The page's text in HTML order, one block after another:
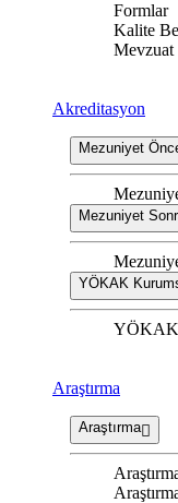
Formlar
Kalite
Mevzuat
Akreditasyon
Mezuniyet
Mezuniyet
YÖKAK
YÖKAK
Araştırma
Araştırma